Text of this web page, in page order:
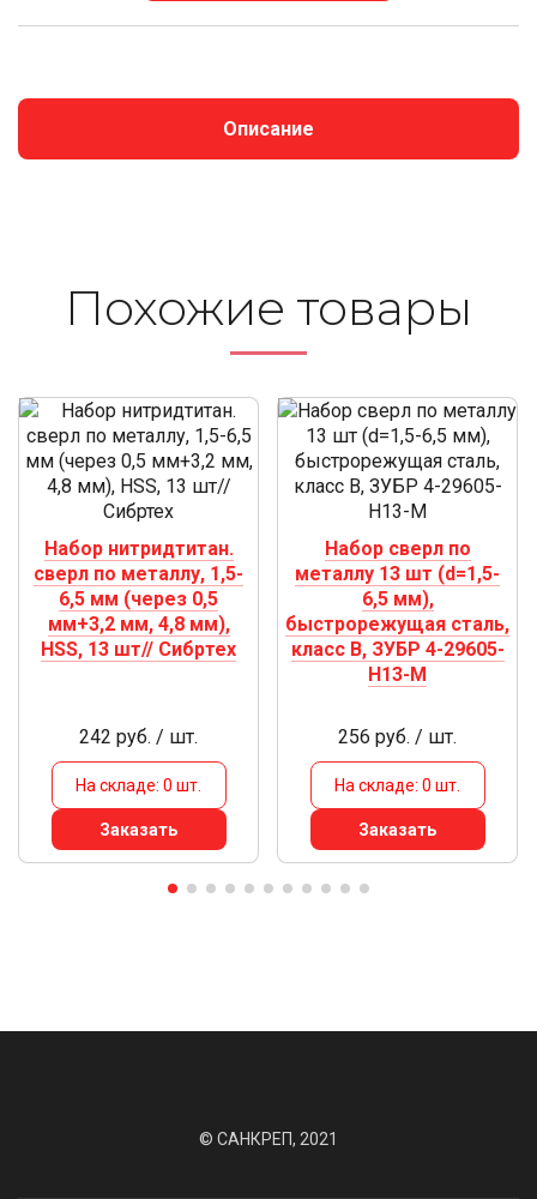
Описание
Похожие то­ва­ры
Набор нитридтитан.
сверл по металлу, 1,5-
6,5 мм (через 0,5
мм+3,2 мм, 4,8 мм),
HSS, 13 шт// Сибртех
242 руб. / шт.
На складе: 0 шт.
Заказать
Набор сверл по
металлу 13 шт (d=1,5-
6,5 мм),
быстрорежущая сталь,
класс В, ЗУБР 4-29605-
H13-M
256 руб. / шт.
На складе: 0 шт.
Заказать
© САНКРЕП, 2021